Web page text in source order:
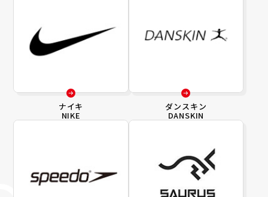
ナイキ
NIKE
ダンスキン
DANSKIN